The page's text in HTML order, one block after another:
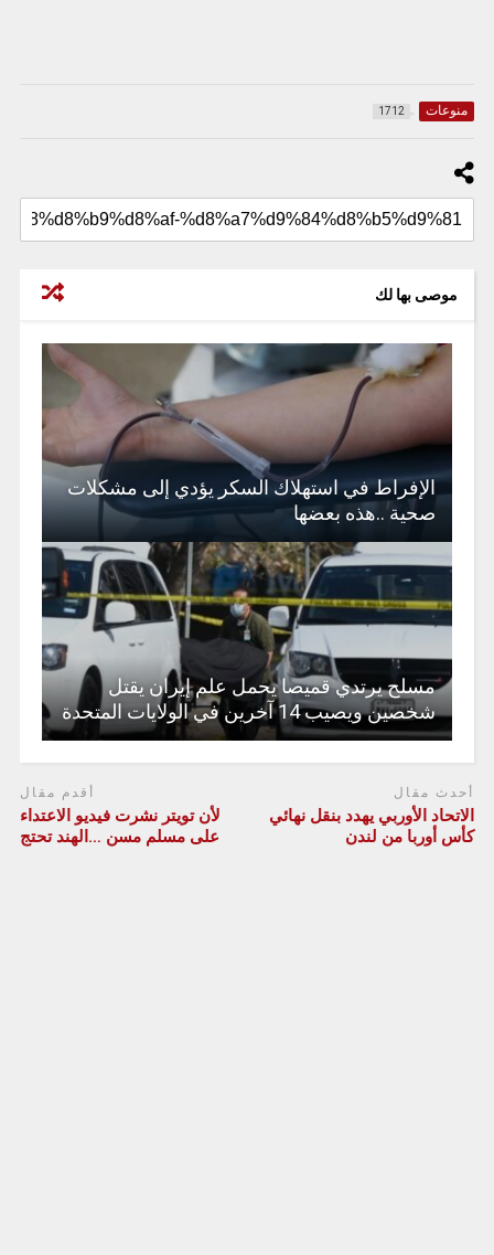
منوعات 1712
موصى بها لك
الإفراط في استهلاك السكر يؤدي إلى مشكلات
صحية ..هذه بعضها
مسلح يرتدي قميصا يحمل علم إيران يقتل
شخصين ويصيب 14 آخرين في الولايات المتحدة
أحدث مقال
الاتحاد الأوربي يهدد بنقل نهائي
كأس أوربا من لندن
أقدم مقال
لأن تويتر نشرت فيديو الاعتداء
على مسلم مسن …الهند تحتج